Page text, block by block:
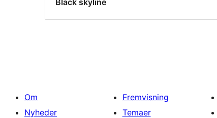
Black skyline
Om
Nyheder
Fremvisning
Temaer